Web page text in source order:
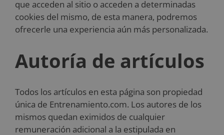
que acceden al sitio o acceden a determinadas
cookies del mismo, de esta manera, podremos
ofrecerle una experiencia aún más personalizada.
Autoría de artículos
Todos los artículos en esta página son propiedad
única de Entrenamiento.com. Los autores de los
mismos quedan eximidos de cualquier
remuneración adicional a la estipulada en